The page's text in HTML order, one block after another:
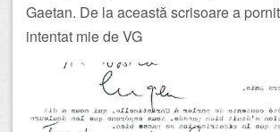
Gaetan. De la această scrisoare a
intentat mie de VG